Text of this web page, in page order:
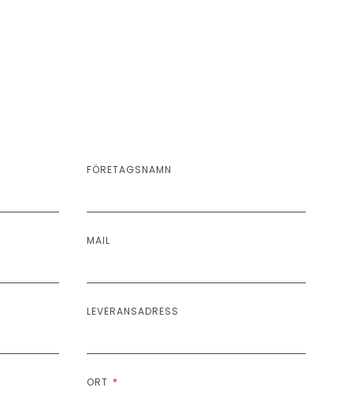
FÖRETAGSNAMN
MAIL
LEVERANSADRESS
ORT